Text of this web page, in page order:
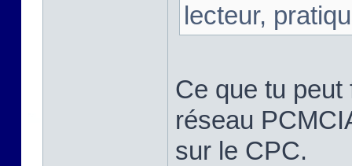
lecteur,
Ce que tu
réseau
sur le CPC.